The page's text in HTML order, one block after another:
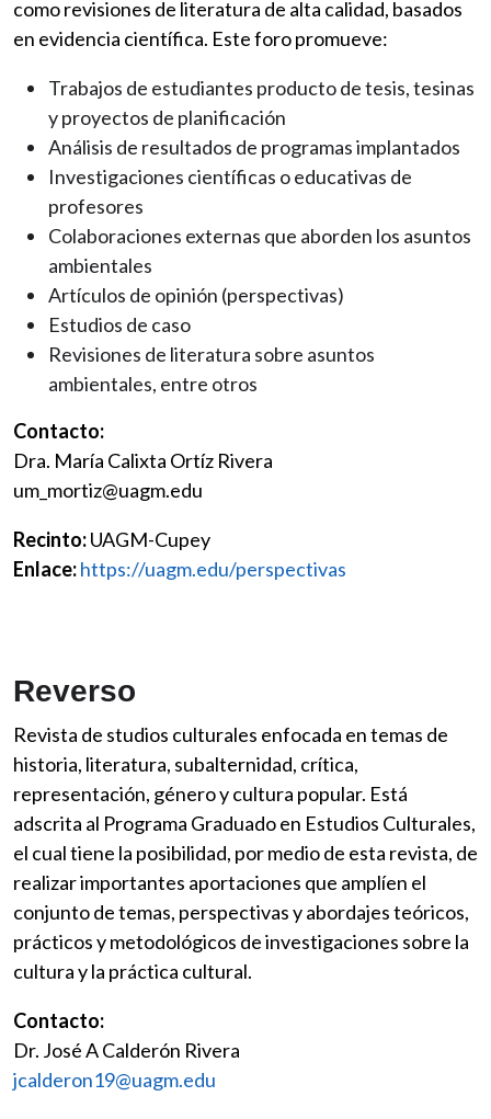
como revisiones de literatura de alta calidad, basados
en evidencia científica. Este foro promueve:
Trabajos de estudiantes producto de tesis, tesinas
y proyectos de planificación
Análisis de resultados de programas implantados
Investigaciones científicas o educativas de
profesores
Colaboraciones externas que aborden los asuntos
ambientales
Artículos de opinión (perspectivas)
Estudios de caso
Revisiones de literatura sobre asuntos
ambientales, entre otros
Contacto:
Dra. María Calixta Ortíz Rivera
um_mortiz@uagm.edu
Recinto:UAGM-Cupey
Enlace:https://uagm.edu/perspectivas
Reverso
Revista de studios culturales enfocada en temas de
historia, literatura, subalternidad, crítica,
representación, género y cultura popular. Está
adscrita al Programa Graduado en Estudios Culturales,
el cual tiene la posibilidad, por medio de esta revista, de
realizar importantes aportaciones que amplíen el
conjunto de temas, perspectivas y abordajes teóricos,
prácticos y metodológicos de investigaciones sobre la
cultura y la práctica cultural.
Contacto:
Dr. José A Calderón Rivera
jcalderon19@uagm.edu